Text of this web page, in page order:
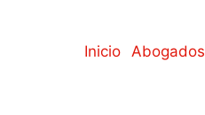
Inicio Abogados